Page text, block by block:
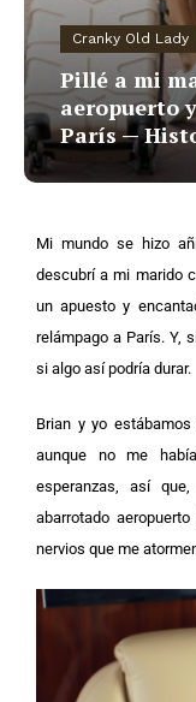
Cranky Old Lady
Pillé a mi
aeropuerto
París —
Mi mundo se hizo
descubrí a mi marido
un apuesto y
relámpago a París. Y,
si algo así podría durar.
Brian y yo
aunque no me
esperanzas, así
abarrotado
nervios que me